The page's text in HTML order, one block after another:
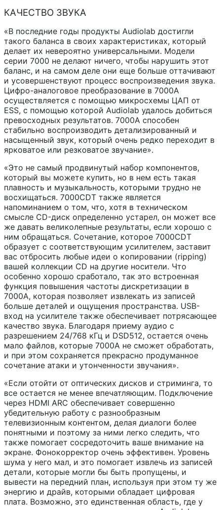
КАЧЕСТВО ЗВУКА
«В последние годы продукты Audiolab достигли
такого баланса в своих характеристиках, который
делает их невероятно универсальными. Модели
серии 7000 не делают ничего, чтобы нарушить этот
баланс, и на самом деле они еще больше оттачивают
и усовершенствуют процесс воспроизведения звука.
Цифро-аналоговое преобразование в 7000A
осуществляется с помощью микросхемы ЦАП от
ESS, с помощью которой Audiolab удалось добиться
превосходных результатов. 7000A способен
стабильно воспроизводить детализированный и
насыщенный звук, который очень редко переходит в
ярковатое или резковатое звучание».
«Это не самый продвинутый набор компонентов,
который вы можете купить, но в нем есть такая
плавность и музыкальность, которыми трудно не
восхищаться. 7000CDT также является
напоминанием о том, что, хотя в техническом
смысле CD-диск определенно устарел, он может все
же давать великолепные результаты, если хорошо с
ним обращаться. Сочетание, которое 7000CDT
образует с соответствующим усилителем, заставит
вас отбросить любые идеи о копировании (ripping)
вашей коллекции CD на другие носители. Что
особенно хорошо сработало, так это встроенная
функция повышения частоты дискретизации в
7000A, которая позволяет извлекать из записей
больше деталей и ощущения пространства. USB-
вход на усилителе также обеспечивает потрясающее
качество звука. Благодаря приему аудио с
разрешением 24/768 кГц и DSD512, остается очень
мало файлов, которые 7000A не сможет обработать,
и при этом сохраняется прекрасно продуманное
сочетание атаки и утонченности звучания».
«Если отойти от оптических дисков и стриминга, то
все остается не менее впечатляющим. Подключение
через HDMI ARC обеспечивает совершенно
убедительную работу с разнообразным
телевизионным контентом, делая диалоги более
понятными и поэтому за ними легко следить, что
также помогает сосредоточить ваше внимание на
экране. Фонокорректор очень эффективен. Уровень
шума у него мал, и это помогает извлечь из записей
детали, которые могли бы быть пропущены, и
вывести на передний план, используя при этом ту же
энергию и драйв, которыми обладает цифровая
плата. Возможно, это единственная область, где у